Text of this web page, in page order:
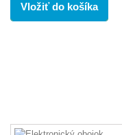
Vložiť do košíka